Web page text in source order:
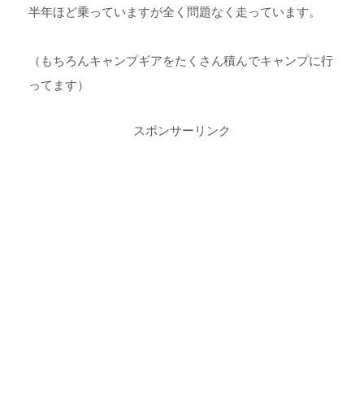
半年ほど乗っていますが全く問題なく走っています。
（もちろんキャンプギアをたくさん積んでキャンプに行
ってます）
スポンサーリンク